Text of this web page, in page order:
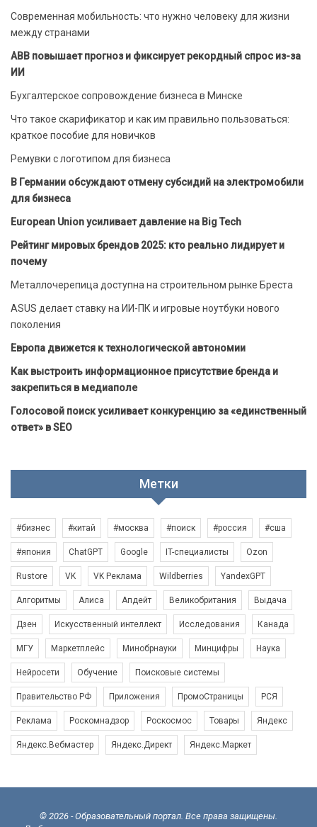
Современная мобильность: что нужно человеку для жизни
между странами
ABB повышает прогноз и фиксирует рекордный спрос из-за
ИИ
Бухгалтерское сопровождение бизнеса в Минске
Что такое скарификатор и как им правильно пользоваться:
краткое пособие для новичков
Ремувки с логотипом для бизнеса
В Германии обсуждают отмену субсидий на электромобили
для бизнеса
European Union усиливает давление на Big Tech
Рейтинг мировых брендов 2025: кто реально лидирует и
почему
Металлочерепица доступна на строительном рынке Бреста
ASUS делает ставку на ИИ-ПК и игровые ноутбуки нового
поколения
Европа движется к технологической автономии
Как выстроить информационное присутствие бренда и
закрепиться в медиаполе
Голосовой поиск усиливает конкуренцию за «единственный
ответ» в SEO
Метки
#бизнес #китай #москва #поиск #россия #сша
#япония ChatGPT Google IT-специалисты Ozon
Rustore VK VK Реклама Wildberries YandexGPT
Алгоритмы Алиса Апдейт Великобритания Выдача
Дзен Искусственный интеллект Исследования Канада
МГУ Маркетплейс Минобрнауки Минцифры Наука
Нейросети Обучение Поисковые системы
Правительство РФ Приложения ПромоСтраницы РСЯ
Реклама Роскомнадзор Роскосмос Товары Яндекс
Яндекс.Вебмастер Яндекс.Директ Яндекс.Маркет
© 2026 - Образовательный портал. Все права защищены.